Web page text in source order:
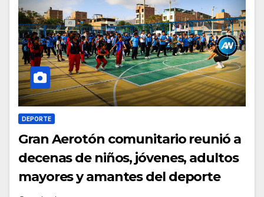
DEPORTE
Gran Aerotón comunitario reunió a
decenas de niños, jóvenes, adultos
mayores y amantes del deporte